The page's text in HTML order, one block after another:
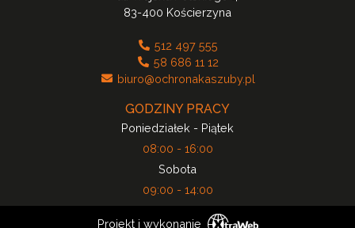
83-400 Kościerzyna
512 497 555
58 686 11 12
biuro@ochronakaszuby.pl
GODZINY PRACY
Poniedziałek - Piątek
08:00 - 16:00
Sobota
09:00 - 14:00
Projekt i wykonanie